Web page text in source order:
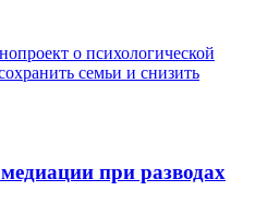
о психологической
семьи и снизить
при разводах